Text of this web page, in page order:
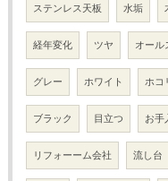
ステンレス天板 水垢
経年変化 ツヤ オール
グレー ホワイト ホコ
ブラック 目立つ お手
リフォーーム会社 流し台